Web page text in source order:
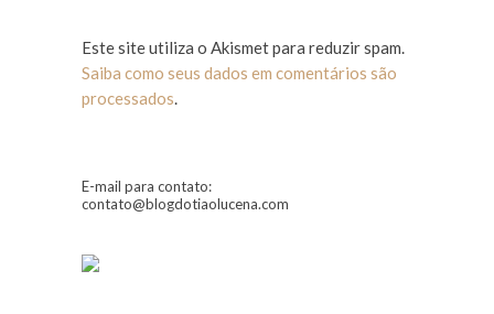
Este site utiliza o Akismet para reduzir spam.
Saiba como seus dados em comentários são
processados.
E-mail para contato:
contato@blogdotiaolucena.com